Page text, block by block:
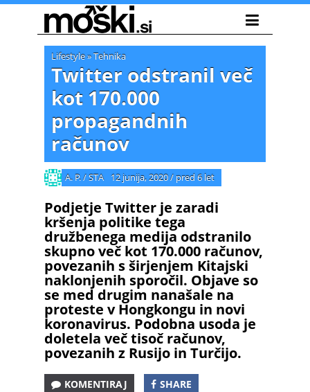
Lifestyle»Tehnika
Twitter odstranil več
kot 170.000
propagandnih
računov
A. P. / STA 12 junija, 2020/ pred 6 let
Podjetje Twitter je zaradi
kršenja politike tega
družbenega medija odstranilo
skupno več kot 170.000 računov,
povezanih s širjenjem Kitajski
naklonjenih sporočil. Objave so
se med drugim nanašale na
proteste v Hongkongu in novi
koronavirus. Podobna usoda je
doletela več tisoč računov,
povezanih z Rusijo in Turčijo.
KOMENTIRAJ SHARE